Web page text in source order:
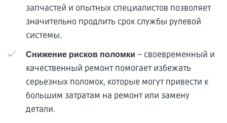
запчастей и опытных специалистов позволяет
значительно продлить срок службы рулевой
системы.
Снижение рисков поломки – своевременный и
качественный ремонт помогает избежать
серьезных поломок, которые могут привести к
большим затратам на ремонт или замену
детали.